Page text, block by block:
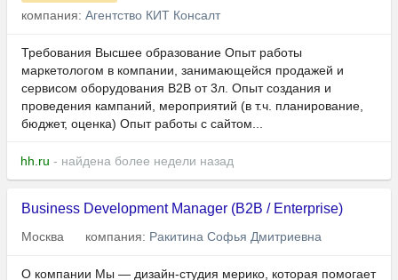
компания: Агентство КИТ Консалт
Требования Высшее образование Опыт работы
маркетологом в компании, занимающейся продажей и
сервисом оборудования В2В от 3л. Опыт создания и
проведения кампаний, мероприятий (в т.ч. планирование,
бюджет, оценка) Опыт работы с сайтом...
hh.ru - найдена более недели назад
Business Development Manager (B2B / Enterprise)
Москва компания: Ракитина Софья Дмитриевна
О компании Мы — дизайн-студия мерико, которая помогает